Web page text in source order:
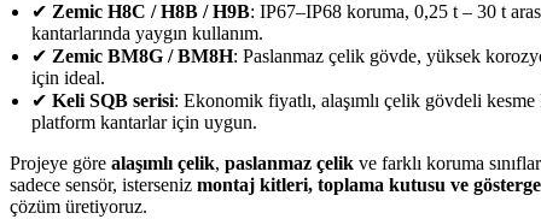
✔ Zemic H8C / H8B / H9B: IP67–IP68 koruma, 0,25 t – 30 t
kantarlarında yaygın kullanım.
✔ Zemic BM8G / BM8H: Paslanmaz çelik gövde, yüksek
için ideal.
✔ Keli SQB serisi: Ekonomik fiyatlı, alaşımlı çelik gövdeli
platform kantarlar için uygun.
Projeye göre alaşımlı çelik, paslanmaz çelik ve farklı koruma
sadece sensör, isterseniz montaj kitleri, toplama kutusu ve gösterge
çözüm üretiyoruz.